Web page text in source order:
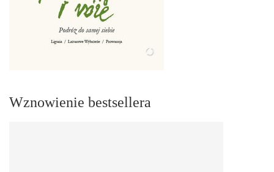
Wznowienie bestsellera